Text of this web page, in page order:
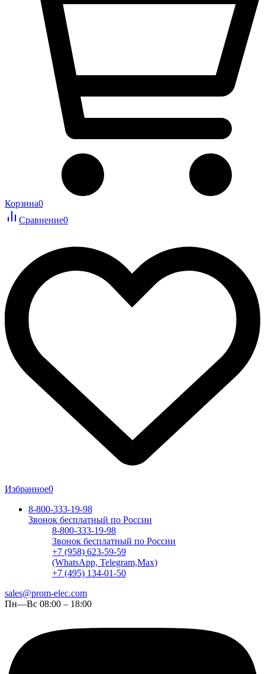
Корзина0
Сравнение0
Избранное0
8-800-333-19-98
Звонок бесплатный по России
8-800-333-19-98
Звонок бесплатный по России
+7 (958) 623-59-59
(WhatsApp, Telegram,Max)
+7 (495) 134-01-50
sales@prom-elec.com
Пн—Вс 08:00 – 18:00